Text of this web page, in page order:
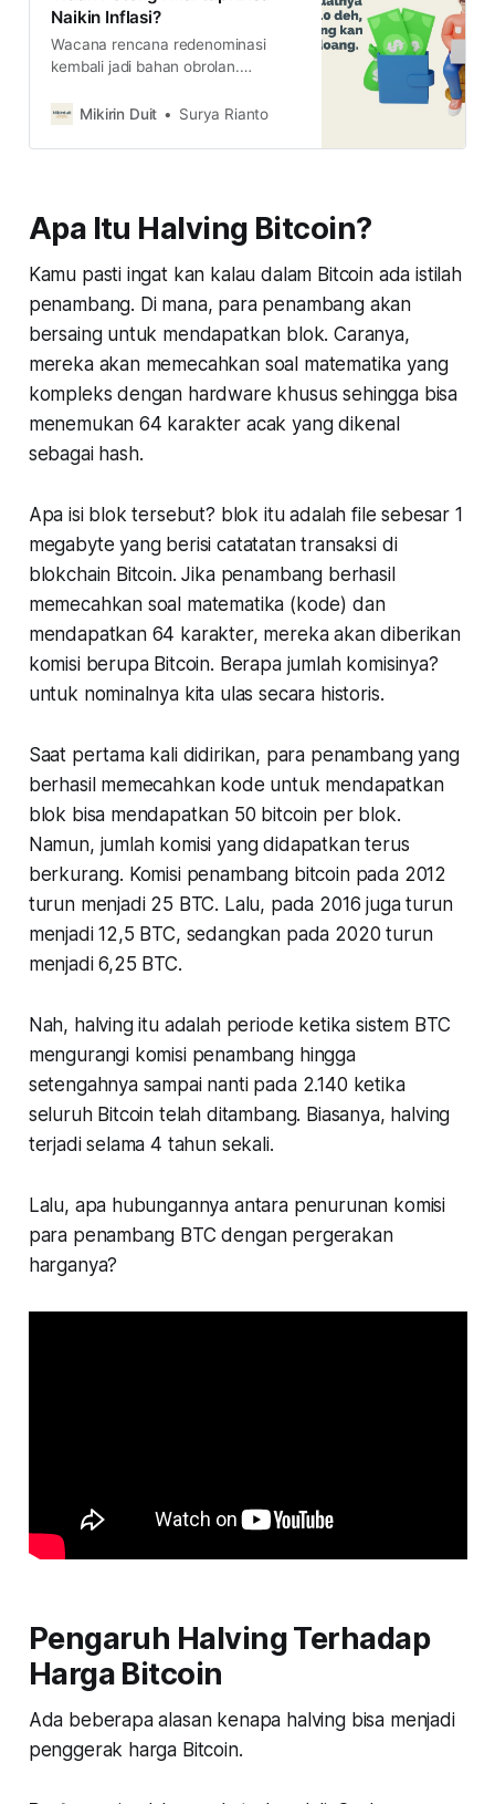
Naikin Inflasi?
Wacana rencana redenominasi
kembali jadi bahan obrolan.
kepada hidup kita? baca
sini.
Mikirin Duit Surya Rianto
Apa Itu Halving Bitcoin?
Kamu pasti ingat kan kalau dalam Bitcoin ada istilah
penambang. Di mana, para penambang akan
bersaing untuk mendapatkan blok. Caranya,
mereka akan memecahkan soal matematika yang
kompleks dengan hardware khusus sehingga bisa
menemukan 64 karakter acak yang dikenal
sebagai hash.
Apa isi blok tersebut? blok itu adalah file sebesar 1
megabyte yang berisi catatatan transaksi di
blokchain Bitcoin. Jika penambang berhasil
memecahkan soal matematika (kode) dan
mendapatkan 64 karakter, mereka akan diberikan
komisi berupa Bitcoin. Berapa jumlah komisinya?
untuk nominalnya kita ulas secara historis.
Saat pertama kali didirikan, para penambang yang
berhasil memecahkan kode untuk mendapatkan
blok bisa mendapatkan 50 bitcoin per blok.
Namun, jumlah komisi yang didapatkan terus
berkurang. Komisi penambang bitcoin pada 2012
turun menjadi 25 BTC. Lalu, pada 2016 juga turun
menjadi 12,5 BTC, sedangkan pada 2020 turun
menjadi 6,25 BTC.
Nah, halving itu adalah periode ketika sistem BTC
mengurangi komisi penambang hingga
setengahnya sampai nanti pada 2.140 ketika
seluruh Bitcoin telah ditambang. Biasanya, halving
terjadi selama 4 tahun sekali.
Lalu, apa hubungannya antara penurunan komisi
para penambang BTC dengan pergerakan
harganya?
Pengaruh Halving Terhadap
Harga Bitcoin
Ada beberapa alasan kenapa halving bisa menjadi
penggerak harga Bitcoin.